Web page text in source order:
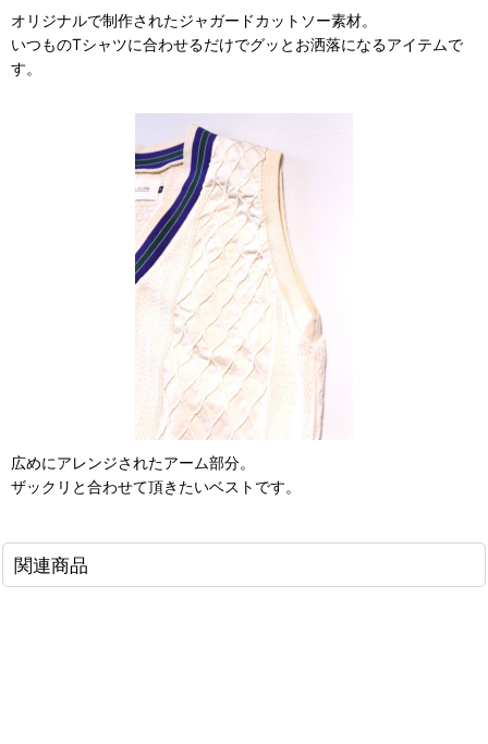
オリジナルで制作されたジャガードカットソー素材。
いつものTシャツに合わせるだけでグッとお洒落になるアイテムで
す。
広めにアレンジされたアーム部分。
ザックリと合わせて頂きたいベストです。
関連商品